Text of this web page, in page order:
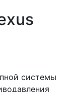
системы